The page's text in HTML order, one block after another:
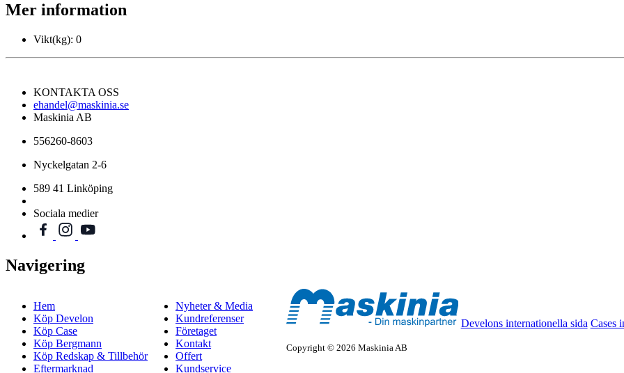
Mer information
Vikt(kg): 0
KONTAKTA OSS
ehandel@maskinia.se
Maskinia AB
556260-8603
Nyckelgatan 2-6
589 41 Linköping
Sociala medier
Navigering
Hem
Köp Develon
Köp Case
Köp Bergmann
Köp Redskap & Tillbehör
Eftermarknad
Nyheter & Media
Kundreferenser
Företaget
Kontakt
Offert
Kundservice
Develons internationella sida Cases
Copyright © 2026 Maskinia AB